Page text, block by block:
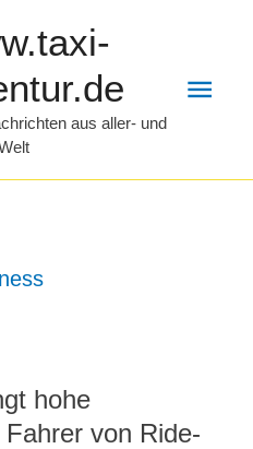
aus aller- und
hohe
von Ride-